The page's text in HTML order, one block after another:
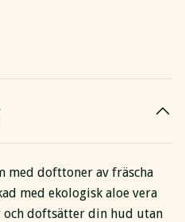
med dofttoner av fräscha
med ekologisk aloe vera
doftsätter din hud utan